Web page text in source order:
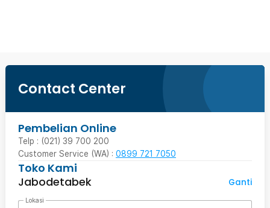
Contact Center
Pembelian Online
Telp : (021) 39 700 200
Customer Service (WA) : 0899 721 7050
Toko Kami
Jabodetabek
Ganti
Lokasi